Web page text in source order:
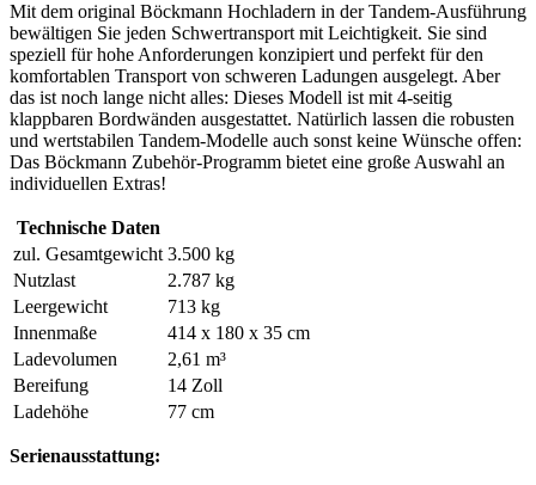
Mit dem original Böckmann Hochladern in der Tandem-Ausführung
bewältigen Sie jeden Schwertransport mit Leichtigkeit. Sie sind
speziell für hohe Anforderungen konzipiert und perfekt für den
komfortablen Transport von schweren Ladungen ausgelegt. Aber
das ist noch lange nicht alles: Dieses Modell ist mit 4-seitig
klappbaren Bordwänden ausgestattet. Natürlich lassen die robusten
und wertstabilen Tandem-Modelle auch sonst keine Wünsche offen:
Das Böckmann Zubehör-Programm bietet eine große Auswahl an
individuellen Extras!
Technische Daten
zul. Gesamtgewicht 3.500 kg
Nutzlast
2.787 kg
Leergewicht
713 kg
Innenmaße
414 x 180 x 35 cm
Ladevolumen
2,61 m³
Bereifung
14 Zoll
Ladehöhe
77 cm
Serienausstattung: